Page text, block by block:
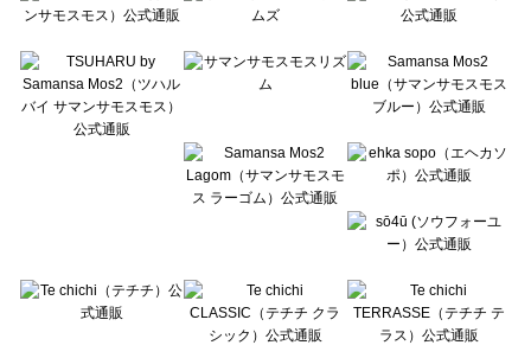
Te chichi CLASSIC（テチチ クラシック）のその他シューズ一覧
Lugnoncure（ルノンキュール）のその他シューズ一覧
BETTY'S BLUE（べティーズブルー）のその他シューズ一覧
Wpc.（ワールドパーティー）のその他シューズ一覧